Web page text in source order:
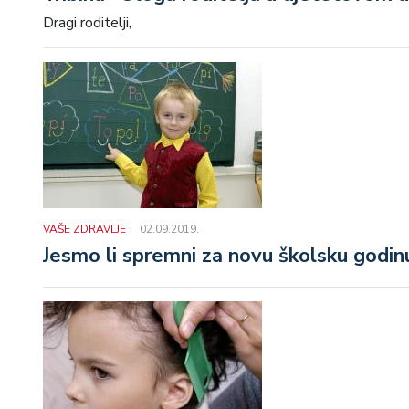
Dragi roditelji,
VAŠE ZDRAVLJE 02.09.2019.
Jesmo li spremni za novu školsku